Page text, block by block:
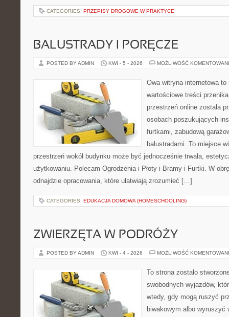
CATEGORIES: PRZEPISY DROGOWE W PRAKTYCE
BALUSTRADY I PORĘCZE
POSTED BY ADMIN KWI - 5 - 2026 MOŻLIWOŚĆ
Owa witryna internetowa
wartościowe treści
przestrzeń online została
osobach poszukujących
furtkami, zabudową
balustradami. To miejsce
przestrzeń wokół budynku może być jednocześnie trwała,
użytkowaniu. Polecam Ogrodzenia i Płoty i Bramy i Furtki. W
odnajdzie opracowania, które ułatwiają zrozumieć […]
CATEGORIES: EDUKACJA DOMOWA (HOMESCHOOLING)
ZWIERZĘTA W PODRÓŻY
POSTED BY ADMIN KWI - 4 - 2026 MOŻLIWOŚĆ
To strona zostało
swobodnych wyjazdów,
wtedy, gdy mogą ruszyć
biwakowym albo wyruszyć